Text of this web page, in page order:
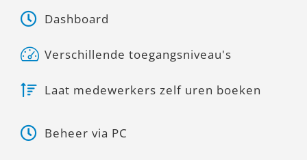
Dashboard
Verschillende toegangsniveau's
Laat medewerkers zelf uren boeken
Beheer via PC